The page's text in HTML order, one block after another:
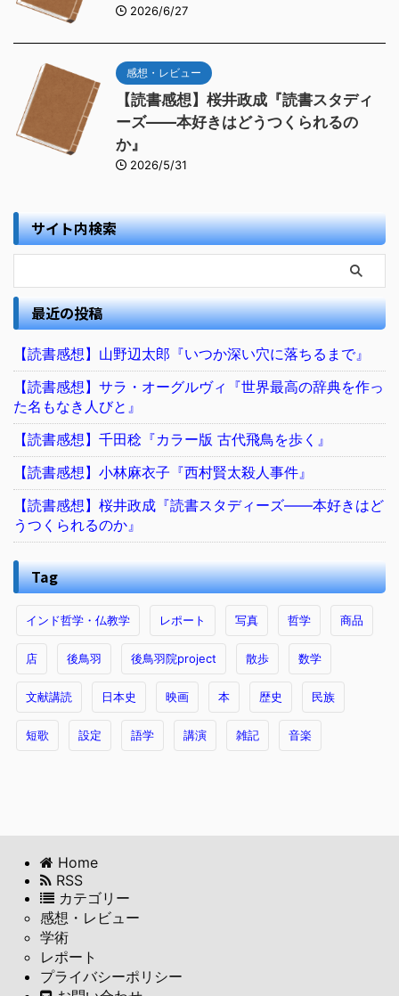
2026/6/27
感想・レビュー
【読書感想】桜井政成『読書スタディ
ーズ――本好きはどうつくられるの
か』
2026/5/31
サイト内検索
最近の投稿
【読書感想】山野辺太郎『いつか深い穴に落ちるまで』
【読書感想】サラ・オーグルヴィ『世界最高の辞典を作っ
た名もなき人びと』
【読書感想】千田稔『カラー版 古代飛鳥を歩く』
【読書感想】小林麻衣子『西村賢太殺人事件』
【読書感想】桜井政成『読書スタディーズ――本好きはど
うつくられるのか』
Tag
インド哲学・仏教学 レポート 写真 哲学 商品
店 後鳥羽 後鳥羽院project 散歩 数学
文献講読 日本史 映画 本 歴史 民族
短歌 設定 語学 講演 雑記 音楽
Home
RSS
カテゴリー
感想・レビュー
学術
レポート
プライバシーポリシー